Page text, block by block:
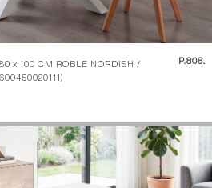
x 100 CM ROBLE NORDISH /
P.808.